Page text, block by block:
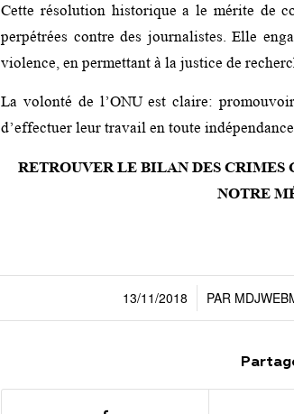
Cette résolution historique a le mérite de
perpétrées contre des journalistes. Elle
violence, en permettant à la justice de
La volonté de l’ONU est claire:
d’effectuer leur travail en toute
RETROUVER LE BILAN DES CRIMES
NOTRE
13/11/2018
/ PAR